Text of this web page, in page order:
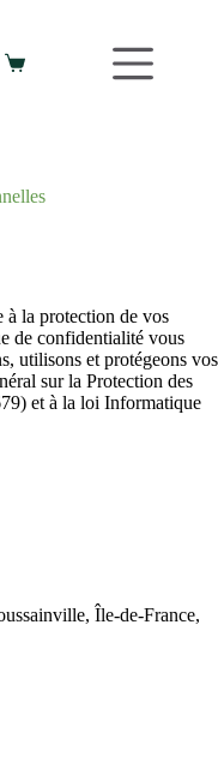
à la protection de vos
de confidentialité vous
utilisons et protégeons vos
sur la Protection des
et à la loi Informatique
Île-de-France,